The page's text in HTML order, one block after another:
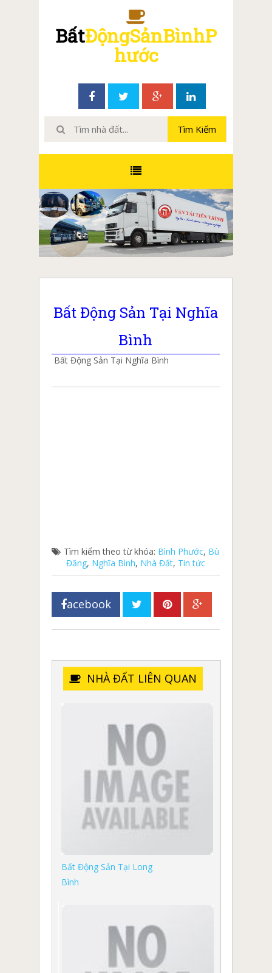
BấtĐộngSảnBìnhP
hước
Bất Động Sản Tại Nghĩa
Bình
Bất Động Sản Tại Nghĩa Bình
Tìm kiểm theo từ khóa: Bình Phước, Bù
Đăng, Nghĩa Bình, Nhà Đất, Tin tức
acebook
NHÀ ĐẤT LIÊN QUAN
Bất Động Sản Tại Long
Bình